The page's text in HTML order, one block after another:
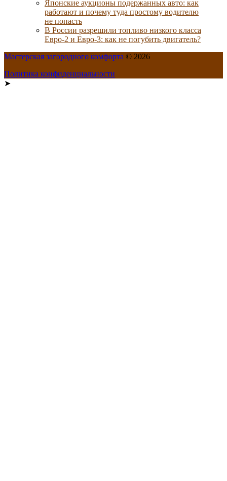
Японские аукционы подержанных авто: как
работают и почему туда простому водителю
не попасть
В России разрешили топливо низкого класса
Евро-2 и Евро-3: как не погубить двигатель?
Мастерская загородного комфорта © 2026
Политика конфиденциальности
➤